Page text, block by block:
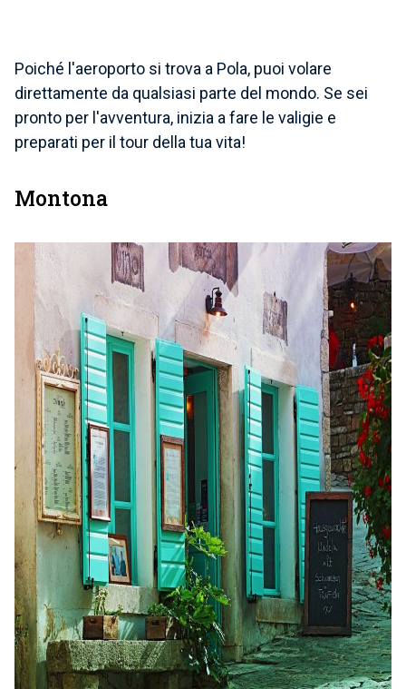
Poiché l'aeroporto si trova a Pola, puoi volare
direttamente da qualsiasi parte del mondo. Se sei
pronto per l'avventura, inizia a fare le valigie e
preparati per il tour della tua vita!
Montona